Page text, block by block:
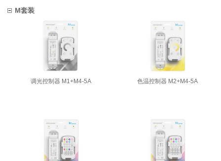
M套装
调光控制器 M1+M4-5A 色温控制器 M2+M4-5A